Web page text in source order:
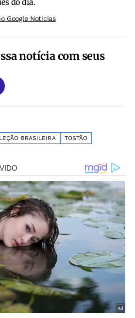
do dia.
Google Noticias
notícia com seus
BRASILEIRA TOSTÃO